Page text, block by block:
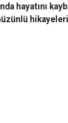
hayatını
hikayeleri